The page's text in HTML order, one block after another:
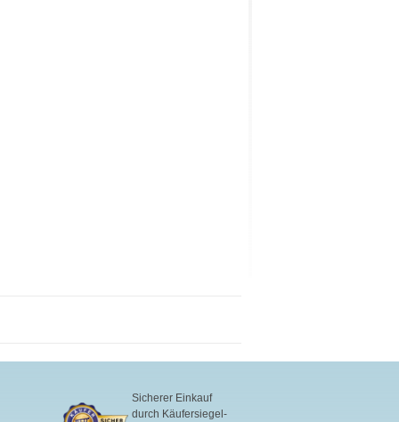
Sicherer Einkauf
durch Käufersiegel-